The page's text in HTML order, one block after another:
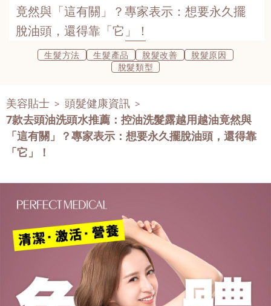
竟然與「這有關」？專家表示：想要永久擺
脫油頭，還得靠「它」！
生髮方法 生髮產品 脫髮改善
脫髮原因
脫髮類型
美容貼士 > 頭髮健康資訊 >
7款去頭油洗頭水推薦：控油洗髮露越用越油竟然與
「這有關」？專家表示：想要永久擺脫油頭，還得靠
「它」！